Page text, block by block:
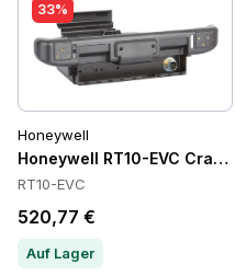
33%
Honeywell
Honeywell RT10-EVC
RT10-EVC
520,77 €
Auf Lager